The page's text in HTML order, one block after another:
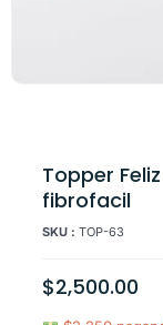
Topper
fibrofacil
SKU : TOP-63
$2,500.00